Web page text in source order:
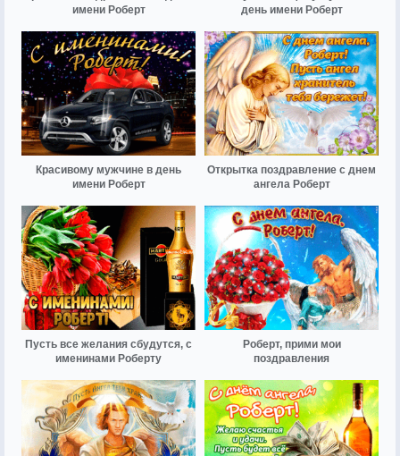
имени Роберт
день имени Роберт
Красивому мужчине в день
имени Роберт
Открытка поздравление с днем
ангела Роберт
Пусть все желания сбудутся, с
именинами Роберту
Роберт, прими мои
поздравления